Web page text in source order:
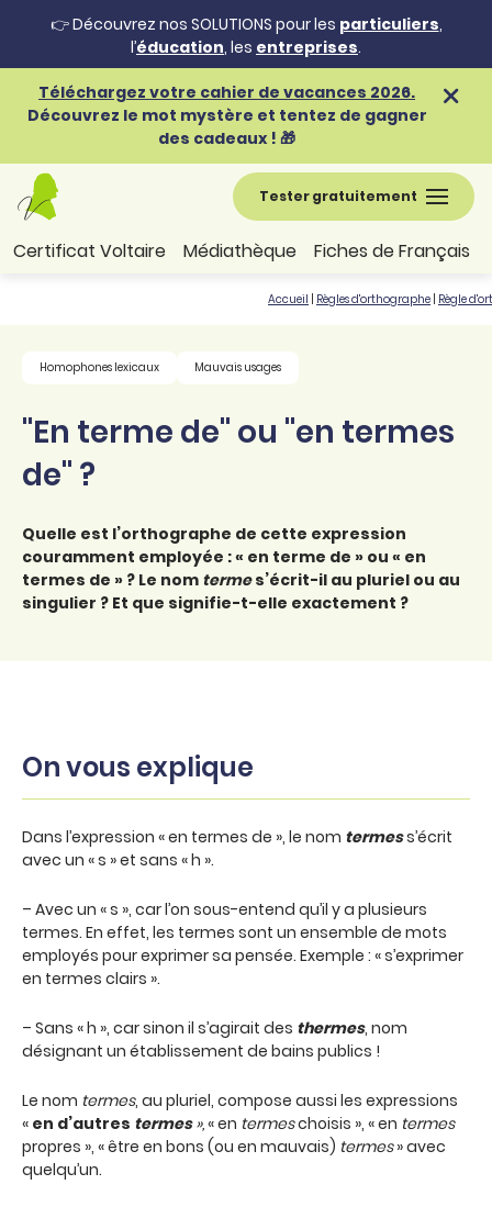
👉 Découvrez nos SOLUTIONS pour les particuliers,
l’éducation, les entreprises.
Téléchargez votre cahier de vacances 2026.
Découvrez le mot mystère et tentez de gagner
des cadeaux ! 🎁
Tester gratuitement
Certificat Voltaire Médiathèque Fiches de Français
Accueil Règles d'orthographe Règle
Homophones lexicaux Mauvais usages
"En terme de" ou "en termes
de" ?
Quelle est l’orthographe de cette expression
couramment employée : « en terme de » ou « en
termes de » ? Le nom termes’écrit-il au pluriel ou au
singulier ? Et que signifie-t-elle exactement ?
On vous explique
Dans l’expression « en termes de », le nom termess’écrit
avec un « s » et sans « h ».
– Avec un « s », car l’on sous-entend qu’il y a plusieurs
termes. En effet, les termes sont un ensemble de mots
employés pour exprimer sa pensée. Exemple : « s’exprimer
en termes clairs ».
– Sans « h », car sinon il s’agirait des thermes, nom
désignant un établissement de bains publics !
Le nom termes, au pluriel, compose aussi les expressions
« en d’autres termes»,« en termeschoisis », « en termes
propres », « être en bons (ou en mauvais) termes» avec
quelqu’un.